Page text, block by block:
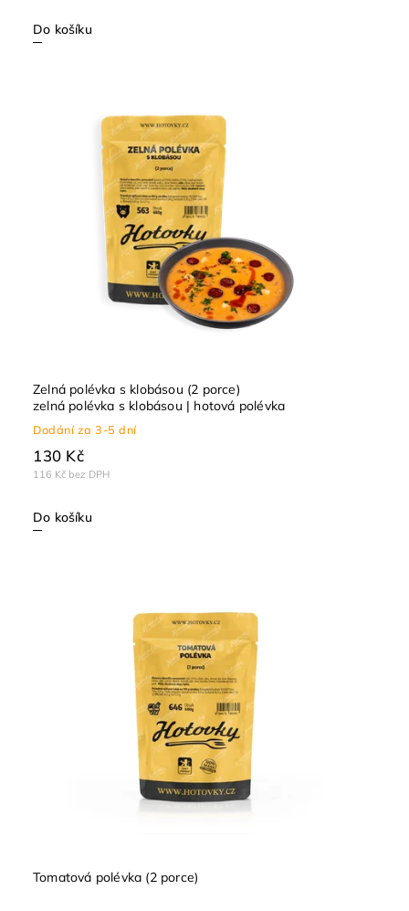
Do košíku
Zelná polévka s klobásou (2 porce)
zelná polévka s klobásou | hotová polévka
Dodání za 3-5 dní
116 Kč bez DPH
130 Kč
Do košíku
Tomatová polévka (2 porce)